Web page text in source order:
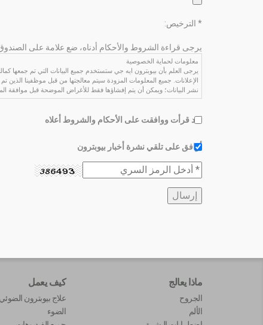
* الترخيص:
يرجى قراءة الشروط والأحكام أدناه، ضع علامة على الصندوق
معلومات لحماية الخصوصية
يرجى العلم بأن بيوبترون ايه جي ستستخدم جميع البيانات التي تم جمعها
الإعلانات. جميع المعلومات المزودة سيتم معالجتها من قبل موظفينا الذين
نشر البيانات؛ ويمكن أن يتم إفشاؤها فقط للأغراض الموضحة قبل موافقة
لقد قرأت ووافقت على الأحكام والشروط أعلاه
أوافق على تلقي نشرة أخبار بيوبترون
ماذا يعالج
الجروح
الألم
كيف يعمل
علاج بيوبترون الضوئي
الضوء